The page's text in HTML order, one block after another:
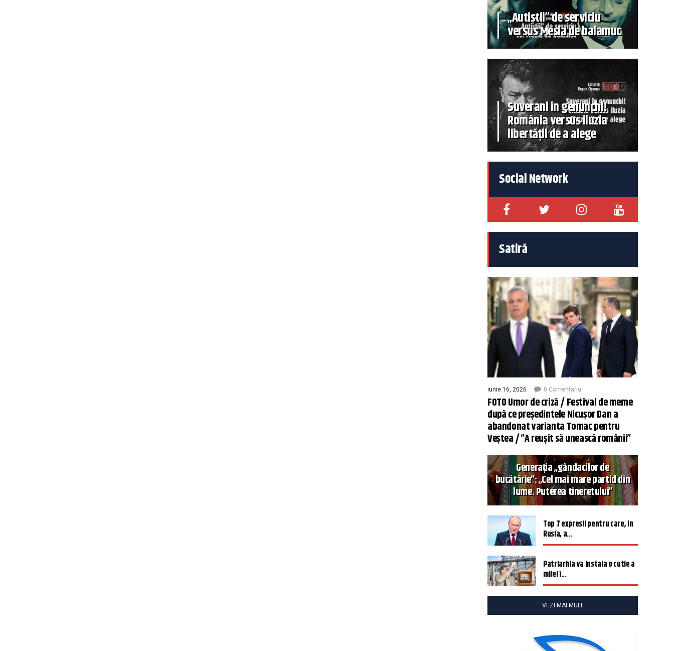
„Autiștii” de serviciu
versus Mesia de balamuc
Suverani în genunchi!
România versus iluzia
libertății de a alege
Social Network
Satiră
iunie 16, 2026 0 Comentariu
FOTO Umor de criză / Festival de meme
după ce președintele Nicușor Dan a
abandonat varianta Tomac pentru
Veștea / ”A reușit să unească românii”
Generația „gândacilor de
bucătărie”: „Cel mai mare partid din
lume. Puterea tineretului”
Top 7 expresii pentru care, în
Rusia, a...
Patriarhia va instala o cutie a
milei î...
VEZI MAI MULT